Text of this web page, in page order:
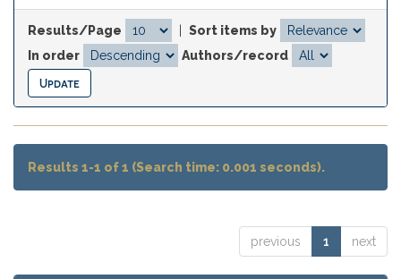
Results/Page
Sort items by
In order
Authors/record
Results 1-1 of 1 (Search time: 0.001 seconds).
previous 1 next